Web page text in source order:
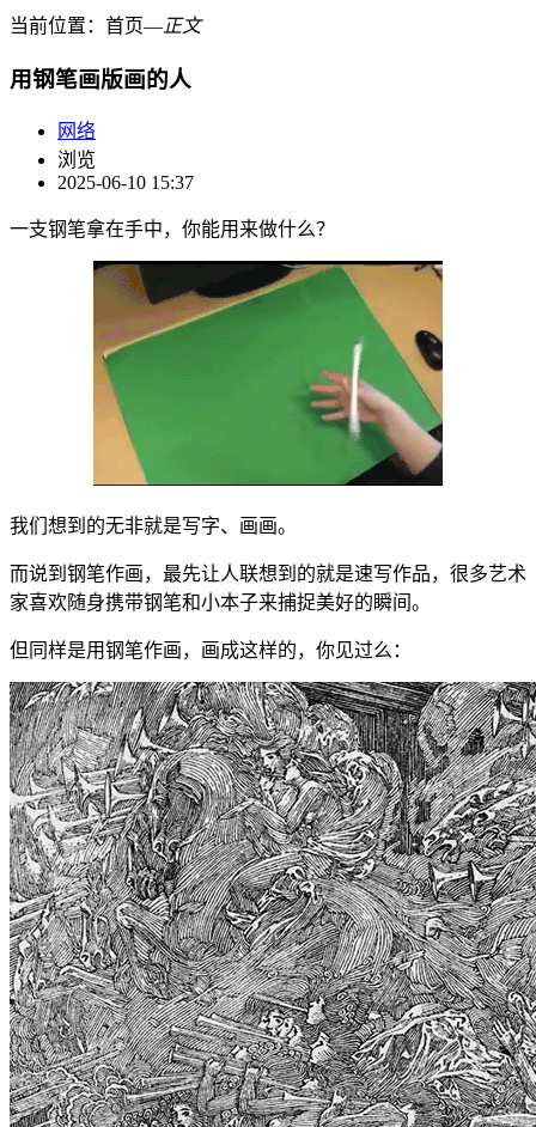
当前位置： 首页―正文
用钢笔画版画的人
网络
浏览
2025-06-10 15:37
一支钢笔拿在手中，你能用来做什么？
我们想到的无非就是写字、画画。
而说到钢笔作画，最先让人联想到的就是速写作品，很多艺术
家喜欢随身携带钢笔和小本子来捕捉美好的瞬间。
但同样是用钢笔作画，画成这样的，你见过么：